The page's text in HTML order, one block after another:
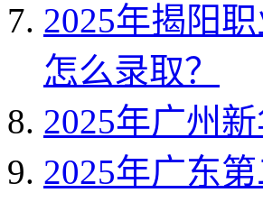
2025年揭阳
怎么录取？
2025年广州
2025年广东